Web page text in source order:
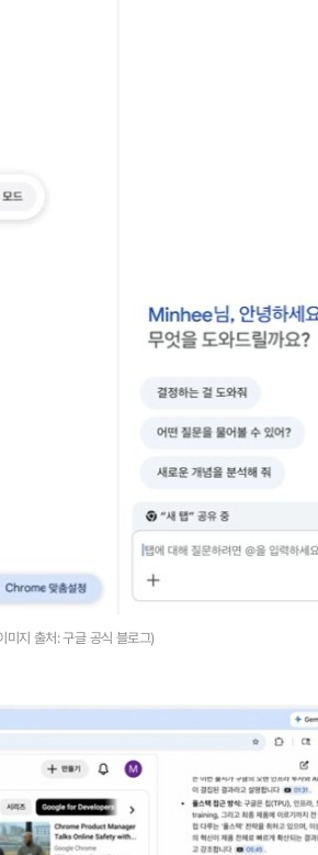
지 출처: 구글 공식 블로그)